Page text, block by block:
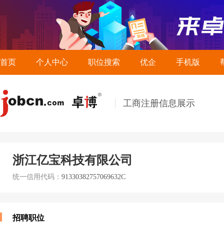
首页 个人中心 职位搜索 优企 手机版
工商注册信息展示
浙江亿宝科技有限公司
统一信用代码： 91330382757069632C
招聘职位